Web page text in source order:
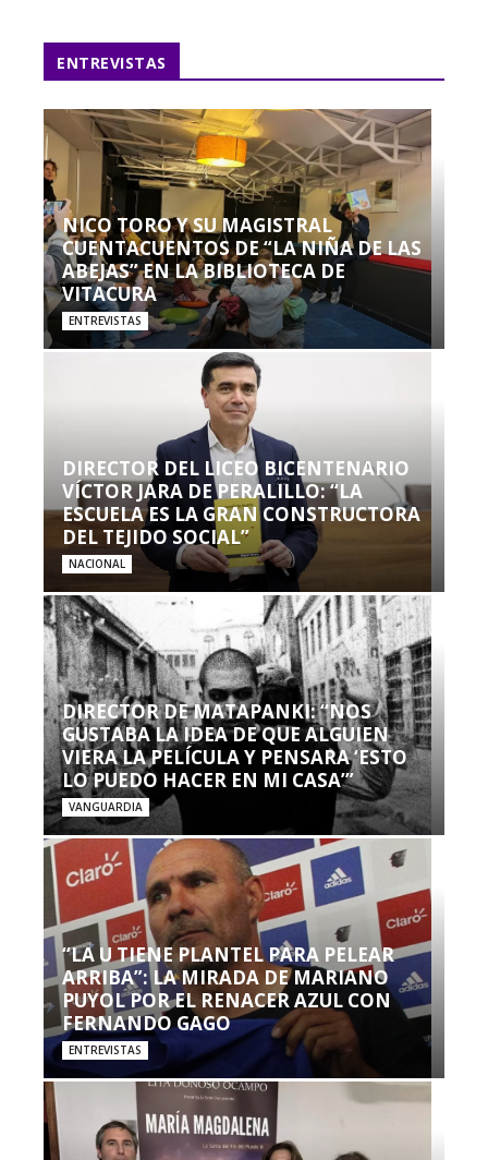
ENTREVISTAS
NICO TORO Y SU MAGISTRAL
CUENTACUENTOS DE “LA NIÑA DE LAS
ABEJAS” EN LA BIBLIOTECA DE
VITACURA
ENTREVISTAS
DIRECTOR DEL LICEO BICENTENARIO
VÍCTOR JARA DE PERALILLO: “LA
ESCUELA ES LA GRAN CONSTRUCTORA
DEL TEJIDO SOCIAL”
NACIONAL
DIRECTOR DE MATAPANKI: “NOS
GUSTABA LA IDEA DE QUE ALGUIEN
VIERA LA PELÍCULA Y PENSARA ‘ESTO
LO PUEDO HACER EN MI CASA’”
VANGUARDIA
“LA U TIENE PLANTEL PARA PELEAR
ARRIBA”: LA MIRADA DE MARIANO
PUYOL POR EL RENACER AZUL CON
FERNANDO GAGO
ENTREVISTAS